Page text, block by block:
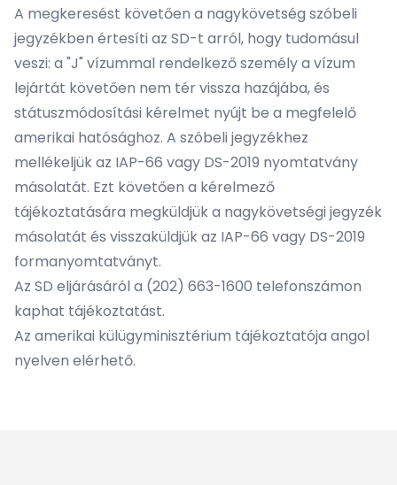
A megkeresést követően a nagykövetség szóbeli
jegyzékben értesíti az SD-t arról, hogy tudomásul
veszi: a "J" vízummal rendelkező személy a vízum
lejártát követően nem tér vissza hazájába, és
státuszmódosítási kérelmet nyújt be a megfelelő
amerikai hatósághoz. A szóbeli jegyzékhez
mellékeljük az IAP-66 vagy DS-2019 nyomtatvány
másolatát. Ezt követően a kérelmező
tájékoztatására megküldjük a nagykövetségi jegyzék
másolatát és visszaküldjük az IAP-66 vagy DS-2019
formanyomtatványt.
Az SD eljárásáról a (202) 663-1600 telefonszámon
kaphat tájékoztatást.
Az amerikai külügyminisztérium tájékoztatója angol
nyelven elérhető.